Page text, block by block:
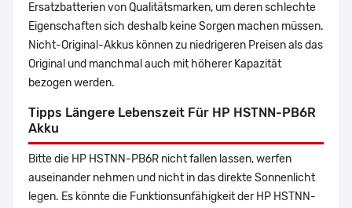
Ersatzbatterien von Qualitätsmarken, um deren schlechte
Eigenschaften sich deshalb keine Sorgen machen müssen.
Nicht-Original-Akkus können zu niedrigeren Preisen als das
Original und manchmal auch mit höherer Kapazität
bezogen werden.
Tipps Längere Lebenszeit Für HP HSTNN-PB6R
Akku
Bitte die HP HSTNN-PB6R nicht fallen lassen, werfen
auseinander nehmen und nicht in das direkte Sonnenlicht
legen. Es könnte die Funktionsunfähigkeit der HP HSTNN-